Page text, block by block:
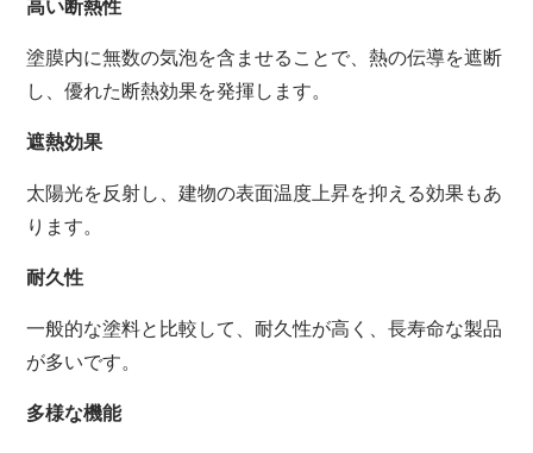
高い断熱性
塗膜内に無数の気泡を含ませることで、熱の伝導を遮断
し、優れた断熱効果を発揮します。
遮熱効果
太陽光を反射し、建物の表面温度上昇を抑える効果もあ
ります。
耐久性
一般的な塗料と比較して、 耐久性が高く、長寿命な製品
が多いです。
多様な機能